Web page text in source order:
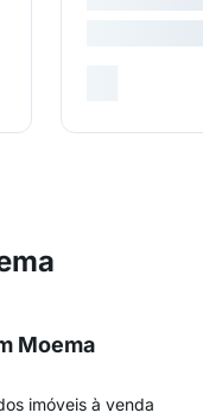
Moema
imóveis à venda